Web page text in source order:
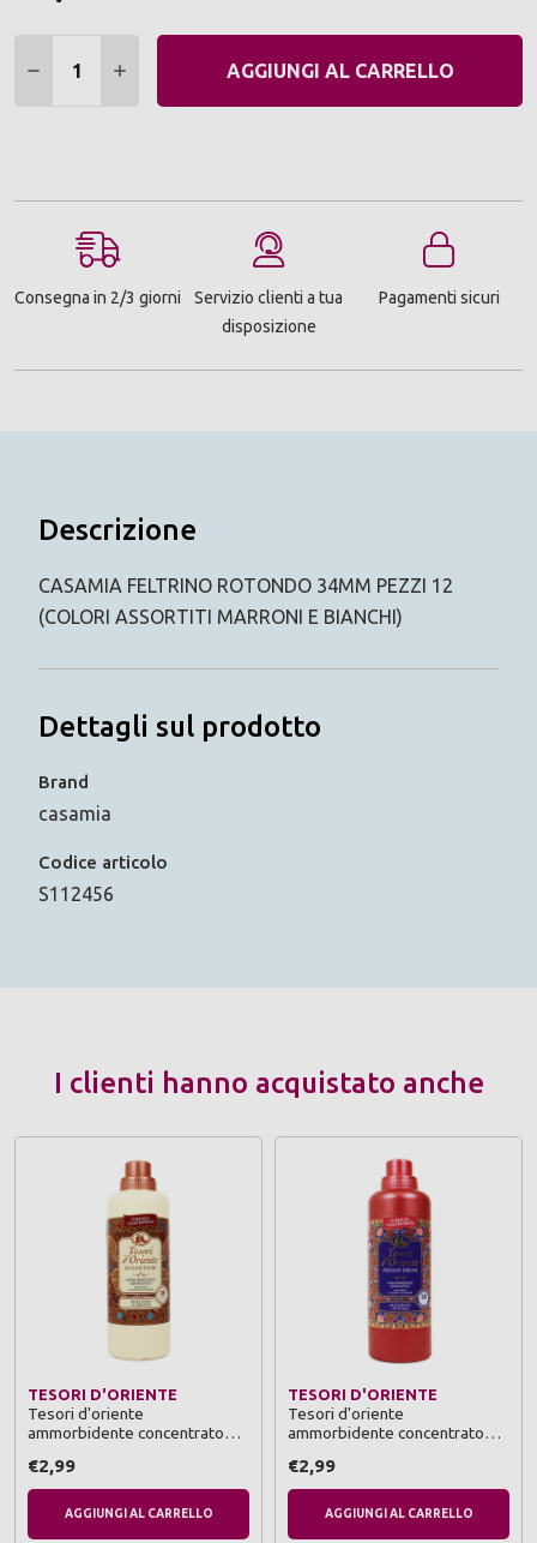
DIMINUIRE QUANTITÀ:
AUMENTARE QUANTITÀ:
AGGIUNGI AL CARRELLO
Consegna in 2/3 giorni
Servizio clienti a tua
disposizione
Pagamenti sicuri
Descrizione
CASAMIA FELTRINO ROTONDO 34MM PEZZI 12
(COLORI ASSORTITI MARRONI E BIANCHI)
Dettagli sul prodotto
Brand
casamia
Codice articolo
S112456
I clienti hanno acquistato anche
TESORI D'ORIENTE
Tesori d'oriente
ammorbidente concentrato
€2,99
AGGIUNGI AL CARRELLO
TESORI D'ORIENTE
Tesori d'oriente
ammorbidente concentrato
€2,99
AGGIUNGI AL CARRELLO